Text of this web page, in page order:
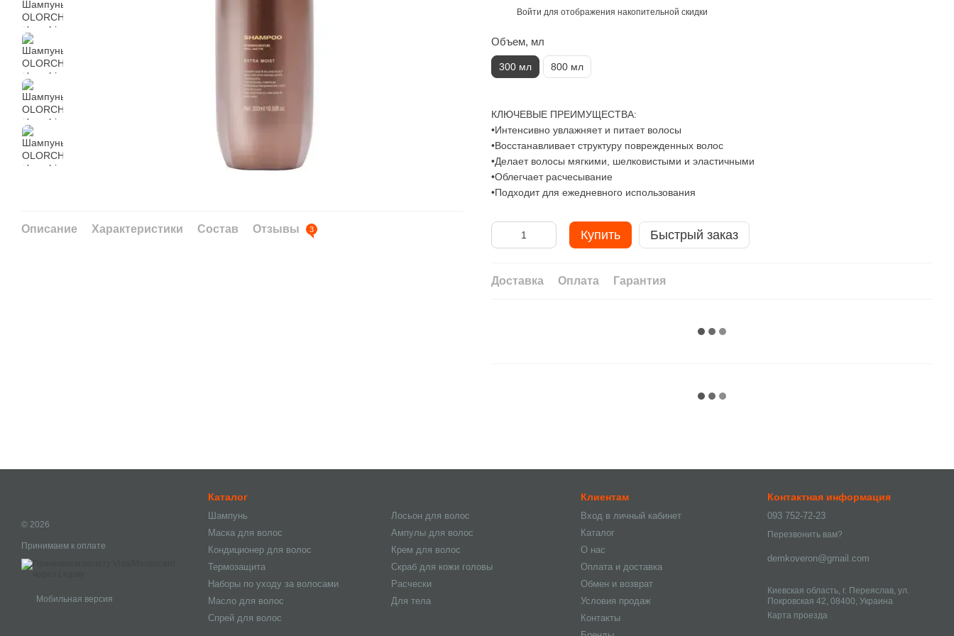
Описание Характеристики Состав Отзывы 3
Войти для отображения накопительной скидки
Объем, мл
300 мл 800 мл
КЛЮЧЕВЫЕ ПРЕИМУЩЕСТВА:
•Интенсивно увлажняет и питает волосы
•Восстанавливает структуру поврежденных волос
•Делает волосы мягкими, шелковистыми и эластичными
•Облегчает расчесывание
•Подходит для ежедневного использования
Купить Быстрый заказ
Доставка Оплата Гарантия
© 2026
Принимаем к оплате
Мобильная версия
Каталог
Шампунь
Маска для волос
Кондиционер для волос
Термозащита
Наборы по уходу за волосами
Масло для волос
Спрей для волос
Лосьон для волос
Ампулы для волос
Крем для волос
Скраб для кожи головы
Расчески
Для тела
Клиентам
Вход в личный кабинет
Каталог
О нас
Оплата и доставка
Обмен и возврат
Условия продаж
Контакты
Контактная информация
093 752-72-23
Перезвонить вам?
demkoveron@gmail.com
Киевская область, г. Переяслав, ул.
Покровская 42, 08400, Украина
Карта проезда